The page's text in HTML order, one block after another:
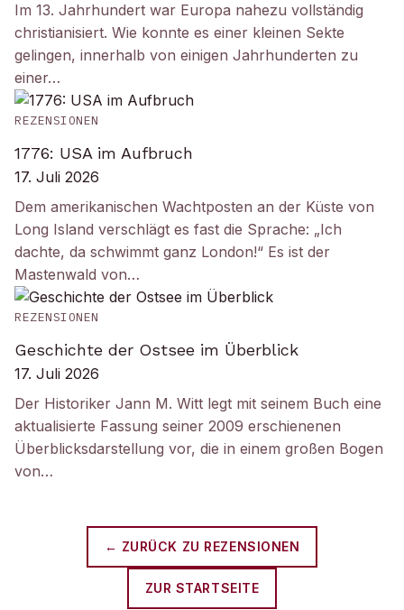
Im 13. Jahrhundert war Europa nahezu vollständig
christianisiert. Wie konnte es einer kleinen Sekte
gelingen, innerhalb von einigen Jahrhunderten zu
einer…
REZENSIONEN
1776: USA im Aufbruch
17. Juli 2026
Dem amerikanischen Wachtposten an der Küste von
Long Island verschlägt es fast die Sprache: „Ich
dachte, da schwimmt ganz London!“ Es ist der
Mastenwald von…
REZENSIONEN
Geschichte der Ostsee im Überblick
17. Juli 2026
Der Historiker Jann M. Witt legt mit seinem Buch eine
aktualisierte Fassung seiner 2009 erschienenen
Überblicksdarstellung vor, die in einem großen Bogen
von…
← ZURÜCK ZU REZENSIONEN
ZUR STARTSEITE